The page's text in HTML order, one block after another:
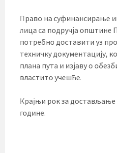
Право на суфинансирање
лица са подручја општине
потребно доставити уз
техничку документацију,
плана пута и изјаву о
властито учешће.
Крајњи рок за достављање
године.